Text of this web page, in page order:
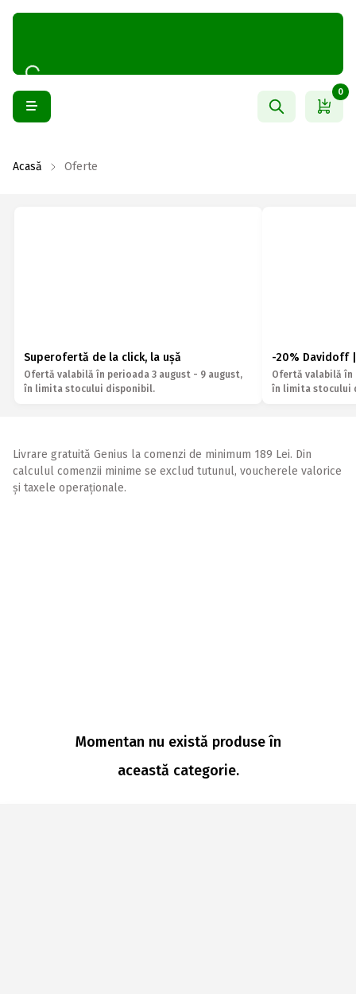
0
Acasă Oferte
Superofertă de la click, la ușă
Ofertă valabilă în perioada 3 august - 9 august,
în limita stocului disponibil.
-20% Davidoff
Ofertă valabilă în
în limita stocului
Livrare gratuită Genius la comenzi de minimum 189 Lei. Din
calculul comenzii minime se exclud tutunul, voucherele valorice
și taxele operaționale.
Momentan nu există produse în
această categorie.